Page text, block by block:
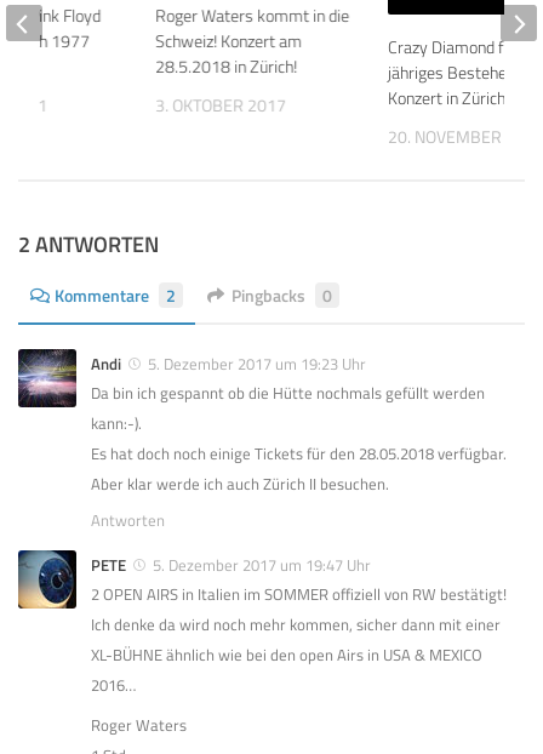
Roger Waters kommt in die
Schweiz! Konzert am
28.5.2018 in Zürich!
3. OKTOBER 2017
Crazy Diamond
jähriges Bestehen mit
Konzert in Zürich
20. NOVEMBER
Pink Floyd
Zürich 1977
2011
2 ANTWORTEN
Kommentare 2 Pingbacks 0
Andi
5. Dezember 2017 um 19:23 Uhr
Da bin ich gespannt ob die Hütte nochmals gefüllt werden
kann:-).
Es hat doch noch einige Tickets für den 28.05.2018 verfügbar.
Aber klar werde ich auch Zürich II besuchen.
Antworten
PETE
5. Dezember 2017 um 19:47 Uhr
2 OPEN AIRS in Italien im SOMMER offiziell von RW bestätigt!
Ich denke da wird noch mehr kommen, sicher dann mit einer
XL-BÜHNE ähnlich wie bei den open Airs in USA & MEXICO
2016…
Roger Waters